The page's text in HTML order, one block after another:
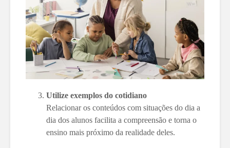
Utilize exemplos do cotidiano
Relacionar os conteúdos com situações do dia a
dia dos alunos facilita a compreensão e torna o
ensino mais próximo da realidade deles.